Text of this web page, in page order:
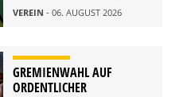
VEREIN - 06. AUGUST 2026
GREMIENWAHL AUF
ORDENTLICHER